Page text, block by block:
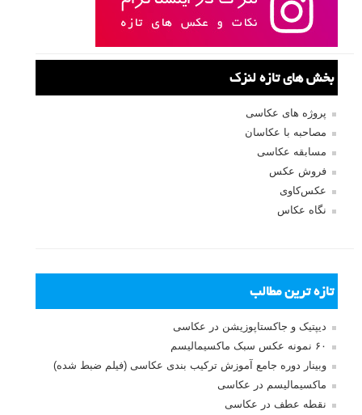
بخش های تازه لنزک
پروژه های عکاسی
مصاحبه با عکاسان
مسابقه عکاسی
فروش عکس
عکس‌کاوی
نگاه عکاس
تازه ترین مطالب
دیپتیک و جاکستا‌پوزیشن در عکاسی
۶۰ نمونه عکس سبک ماکسیمالیسم
وبینار دوره جامع آموزش ترکیب بندی عکاسی (فیلم ضبط شده)
ماکسیمالیسم در عکاسی
نقطه عطف در عکاسی